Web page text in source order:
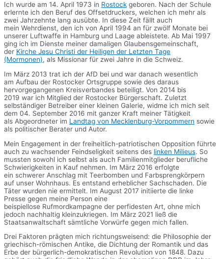
Ich wurde am 14. April 1973 in Rostock geboren. Nach der Schule
erlernte ich den Beruf des Offsetdruckers, welchen ich mehr als
zwei Jahrzehnte lang ausübte. In diese Zeit fällt auch
mein Wehrdienst, den ich von April 1994 an für zwölf Monate bei
unserer Luftwaffe in Hamburg und Laage ableistete. Ab Mai 1997
ging ich im Dienste meiner damaligen Glaubensgemeinschaft,
der Kirche Jesu Christi der Heiligen der Letzten Tage
(Mormonen), als Missionar für zwei Jahre in die Schweiz.
Im März 2013 trat ich der AfD bei und war danach wesentlich
am Aufbau der Rostocker Ortsgruppe sowie des daraus
hervorgegangenen Kreisverbandes beteiligt. Von 2014 bis
2019 war ich Mitglied der Rostocker Bürgerschaft. Zuletzt
selbständiger Betreiber einer kleinen Galerie, widme ich mich seit
dem 04. September 2016 mit ganzer Kraft meiner Tätigkeit
als Abgeordneter im Landtag von Mecklenburg-Vorpommern sowie
als politischer Berater und Autor.
Mein Engagement in der freiheitlich-patriotischen Opposition führte
auch zu wachsender Feindseligkeit seitens des linken Milieus. So
mussten sowohl ich selbst als auch Familienmitglieder berufliche
Schwierigkeiten in Kauf nehmen. Im März 2016 erfolgte
ein schwerer Anschlag mit Teerbomben und Farbsprengkörpern
auf unser Wohnhaus. Es entstand erheblicher Sachschaden. Die
Täter wurden nie ermittelt. Im August 2017 initiierte die linke
Presse gegen meine Person eine
beispiellose Rufmordkampagne der perfidesten Art, ohne mich
jedoch nachhaltig kleinzukriegen. Im März 2021 ließ die
Staatsanwaltschaft sämtliche Vorwürfe gegen mich fallen.
Drei Faktoren prägten mich richtungsweisend: die Philosophie der
griechisch-römischen Antike, die Dichtung der Romantik und das
Erbe der bürgerlich-demokratischen Revolution von 1848. Dazu